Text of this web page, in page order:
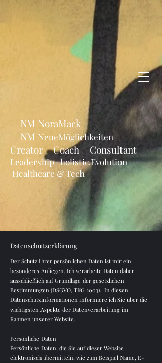
NM NoraMack
NM NeueMöglichkeiten
Creator Coach Consultant
Leadership holistic.Evolution
Healthcare & Tech
Datenschutzerklärung
Der Schutz Ihrer persönlichen Daten ist mir ein
besonderes Anliegen. Ich verarbeite Daten daher
ausschließlich auf Grundlage der gesetzlichen
Bestimmungen (DSGVO, TKG 2003). In diesen
Datenschutzinformationen informiere ich Sie über die
wichtigsten Aspekte der Datenverarbeitung im
Rahmen unserer Website.
Persönliche Daten
Persönliche Daten, die Sie auf dieser Website
elektronisch übermitteln, wie zum Beispiel Name, E-